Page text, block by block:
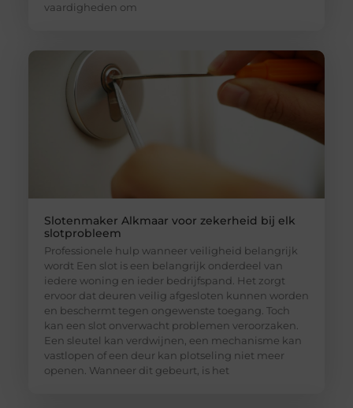
vaardigheden om
Slotenmaker Alkmaar voor zekerheid bij elk
slotprobleem
Professionele hulp wanneer veiligheid belangrijk
wordt Een slot is een belangrijk onderdeel van
iedere woning en ieder bedrijfspand. Het zorgt
ervoor dat deuren veilig afgesloten kunnen worden
en beschermt tegen ongewenste toegang. Toch
kan een slot onverwacht problemen veroorzaken.
Een sleutel kan verdwijnen, een mechanisme kan
vastlopen of een deur kan plotseling niet meer
openen. Wanneer dit gebeurt, is het